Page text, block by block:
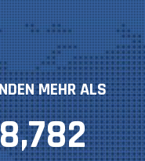
MEHR ALS